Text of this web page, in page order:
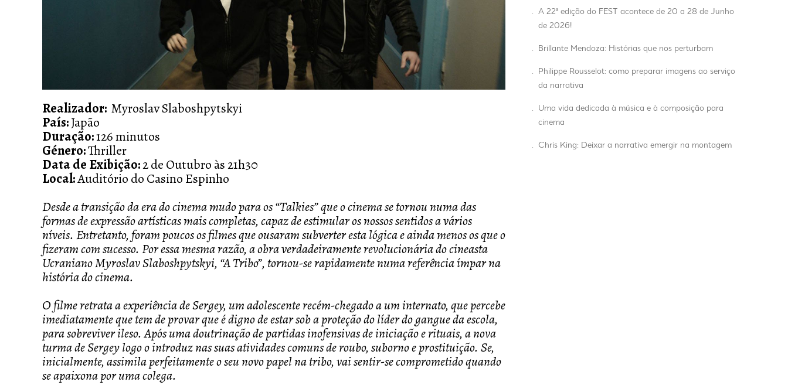
Realizador: Myroslav Slaboshpytskyi
País:Japão
Duração:126 minutos
Género:Thriller
Data de Exibição:2 de Outubro às 21h30
Local:Auditório do Casino Espinho
Desde a transição da era do cinema mudo para os “Talkies” que o cinema se tornou numa das
formas de expressão artísticas mais completas, capaz de estimular os nossos sentidos a vários
níveis. Entretanto, foram poucos os filmes que ousaram subverter esta lógica e ainda menos os que o
fizeram com sucesso. Por essa mesma razão, a obra verdadeiramente revolucionária do cineasta
Ucraniano Myroslav Slaboshpytskyi, “A Tribo”, tornou-se rapidamente numa referência ímpar na
história do cinema.
O filme retrata a experiência de Sergey, um adolescente recém-chegado a um internato, que percebe
imediatamente que tem de provar que é digno de estar sob a proteção do líder do gangue da escola,
para sobreviver ileso. Após uma doutrinação de partidas inofensivas de iniciação e rituais, a nova
turma de Sergey logo o introduz nas suas atividades comuns de roubo, suborno e prostituição. Se,
inicialmente, assimila perfeitamente o seu novo papel na tribo, vai sentir-se comprometido quando
se apaixona por uma colega.
. A 22ª edição do FEST acontece de 20 a 28 de Junho
de 2026!
. Brillante Mendoza: Histórias que nos perturbam
.
Philippe Rousselot: como preparar imagens ao serviço
da narrativa
.
Uma vida dedicada à música e à composição para
cinema
. Chris King: Deixar a narrativa emergir na montagem